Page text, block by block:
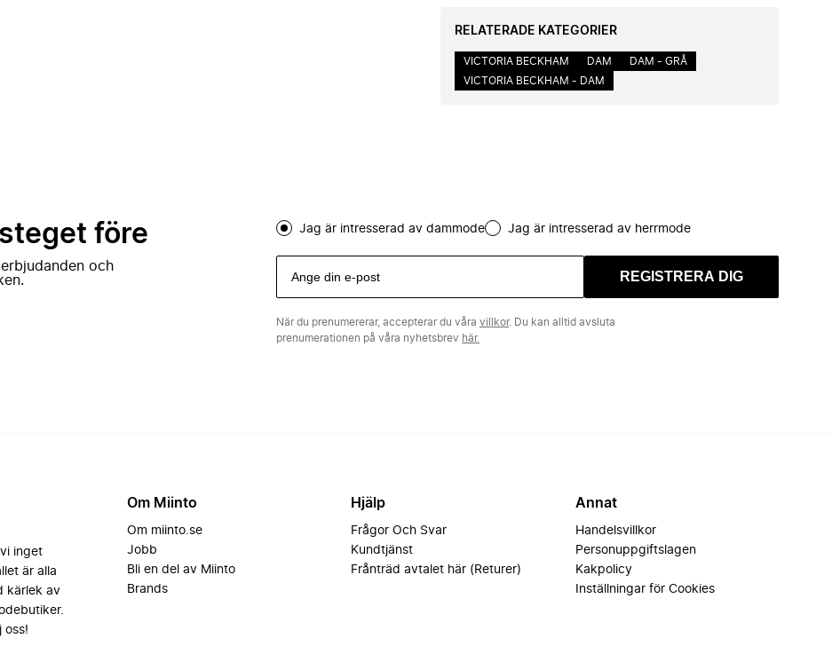
RELATERADE KATEGORIER
VICTORIA BECKHAM DAM
DAM - GRÅ
VICTORIA BECKHAM - DAM
före
och
Jag är intresserad av dammode Jag är intresserad av herrmode
REGISTRERA DIG
När du prenumererar, accepterar du våra villkor. Du kan alltid avsluta
prenumerationen på våra nyhetsbrev här.
inget
är alla
kärlek av
oss!
Om Miinto
Om miinto.se
Jobb
Bli en del av Miinto
Brands
Hjälp
Frågor Och Svar
Kundtjänst
Frånträd avtalet här (Returer)
Annat
Handelsvillkor
Personuppgiftslagen
Kakpolicy
Inställningar för Cookies